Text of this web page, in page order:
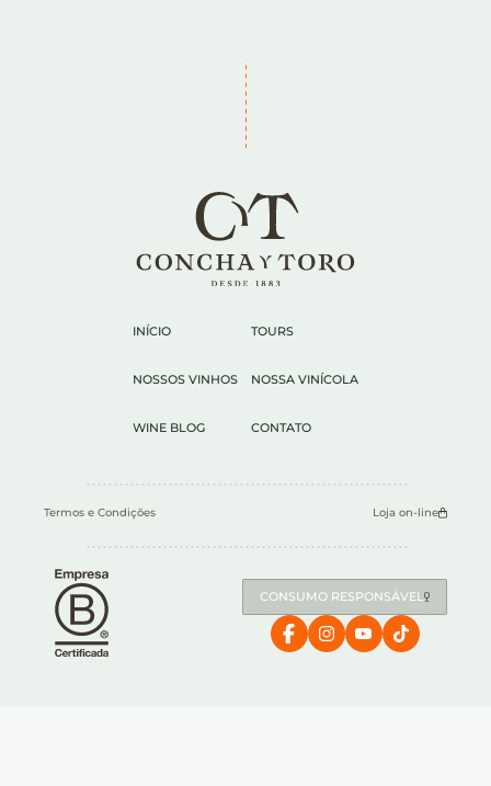
INÍCIO TOURS
NOSSOS VINHOS NOSSA VINÍCOLA
WINE BLOG CONTATO
Termos e Condições Loja on-line
CONSUMO RESPONSÁVEL